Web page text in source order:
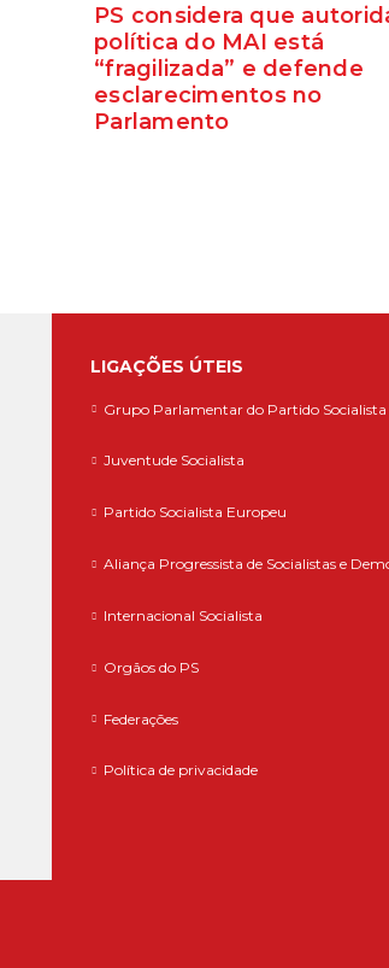
PS considera que
política do MAI está
“fragilizada” e defende
esclarecimentos no
Parlamento
LIGAÇÕES ÚTEIS
Grupo Parlamentar do Partido Socialista
Juventude Socialista
Partido Socialista Europeu
Aliança Progressista de Socialistas e
Internacional Socialista
Orgãos do PS
Federações
Política de privacidade